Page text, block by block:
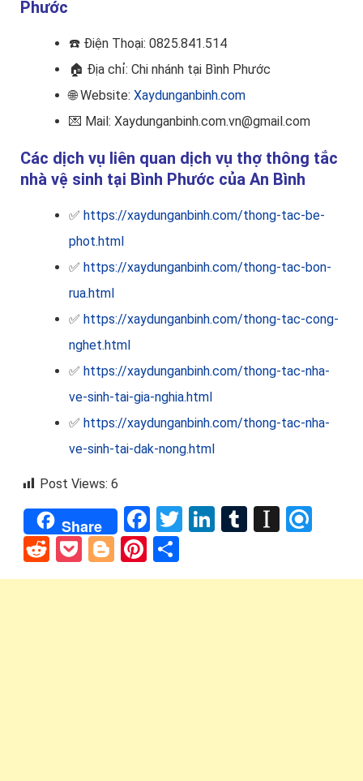
Phước
☎️ Điện Thoại: 0825.841.514
🏠 Địa chỉ: Chi nhánh tại Bình Phước
🌐 Website: Xaydunganbinh.com
💌 Mail: Xaydunganbinh.com.vn@gmail.com
Các dịch vụ liên quan dịch vụ thợ thông tắc
nhà vệ sinh tại Bình Phước của An Bình
✅ https://xaydunganbinh.com/thong-tac-be-
phot.html
✅ https://xaydunganbinh.com/thong-tac-bon-
rua.html
✅ https://xaydunganbinh.com/thong-tac-cong-
nghet.html
✅ https://xaydunganbinh.com/thong-tac-nha-
ve-sinh-tai-gia-nghia.html
✅ https://xaydunganbinh.com/thong-tac-nha-
ve-sinh-tai-dak-nong.html
Post Views: 6
Share Facebook
TwitterLinkedIn
Tumblr
RedditPocket
BloggerPinterest